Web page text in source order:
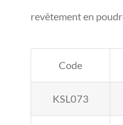
revêtement en
Code
KSL073